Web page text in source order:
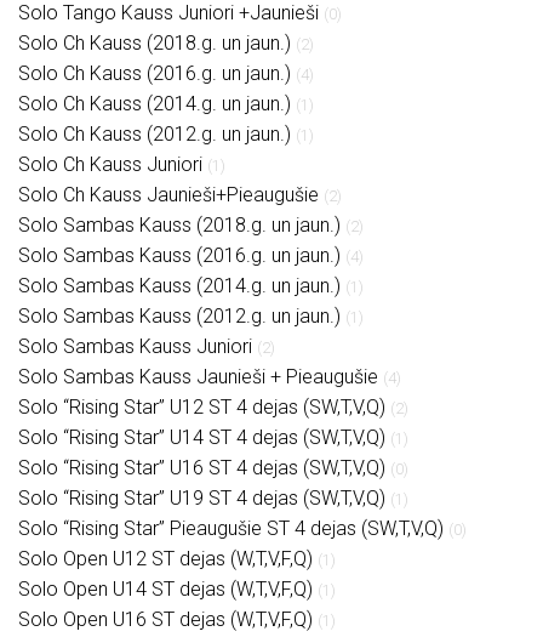
Solo Tango Kauss Juniori +Jaunieši (0)
Solo Ch Kauss (2018.g. un jaun.) (2)
Solo Ch Kauss (2016.g. un jaun.) (4)
Solo Ch Kauss (2014.g. un jaun.) (1)
Solo Ch Kauss (2012.g. un jaun.) (1)
Solo Ch Kauss Juniori (1)
Solo Ch Kauss Jaunieši+Pieaugušie (2)
Solo Sambas Kauss (2018.g. un jaun.) (2)
Solo Sambas Kauss (2016.g. un jaun.) (4)
Solo Sambas Kauss (2014.g. un jaun.) (1)
Solo Sambas Kauss (2012.g. un jaun.) (1)
Solo Sambas Kauss Juniori (2)
Solo Sambas Kauss Jaunieši + Pieaugušie (4)
Solo “Rising Star” U12 ST 4 dejas (SW,T,V,Q) (2)
Solo “Rising Star” U14 ST 4 dejas (SW,T,V,Q) (1)
Solo “Rising Star” U16 ST 4 dejas (SW,T,V,Q) (0)
Solo “Rising Star” U19 ST 4 dejas (SW,T,V,Q) (1)
Solo “Rising Star” Pieaugušie ST 4 dejas (SW,T,V,Q) (0)
Solo Open U12 ST dejas (W,T,V,F,Q) (1)
Solo Open U14 ST dejas (W,T,V,F,Q) (1)
Solo Open U16 ST dejas (W,T,V,F,Q) (1)